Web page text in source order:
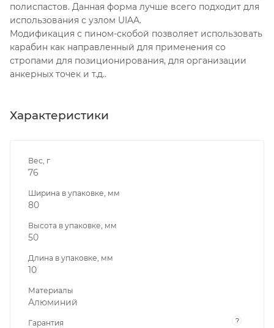
полиспастов. Данная форма лучше всего подходит для
использования с узлом UIAA.
Модификация с пином-скобой позволяет использовать
карабин как направленный для применения со
стропами для позиционирования, для организации
анкерных точек и т.д..
Характеристики
Вес, г
76
Ширина в упаковке, мм
80
Высота в упаковке, мм
50
Длина в упаковке, мм
10
Материалы
Алюминий
Гарантия ?